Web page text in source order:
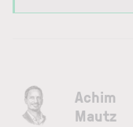
Achim
Mautz